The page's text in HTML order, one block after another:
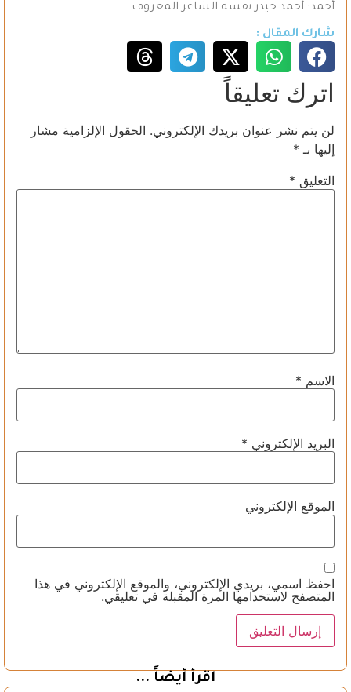
أحمد: أحمد حيدر نفسه الشاعر المعروف
شارك المقال :
اترك تعليقاً
لن يتم نشر عنوان بريدك الإلكتروني. الحقول الإلزامية مشار
إليها بـ *
التعليق *
الاسم *
البريد الإلكتروني *
الموقع الإلكتروني
احفظ اسمي، بريدي الإلكتروني، والموقع الإلكتروني في هذا
المتصفح لاستخدامها المرة المقبلة في تعليقي.
اقرأ أيضاً ...